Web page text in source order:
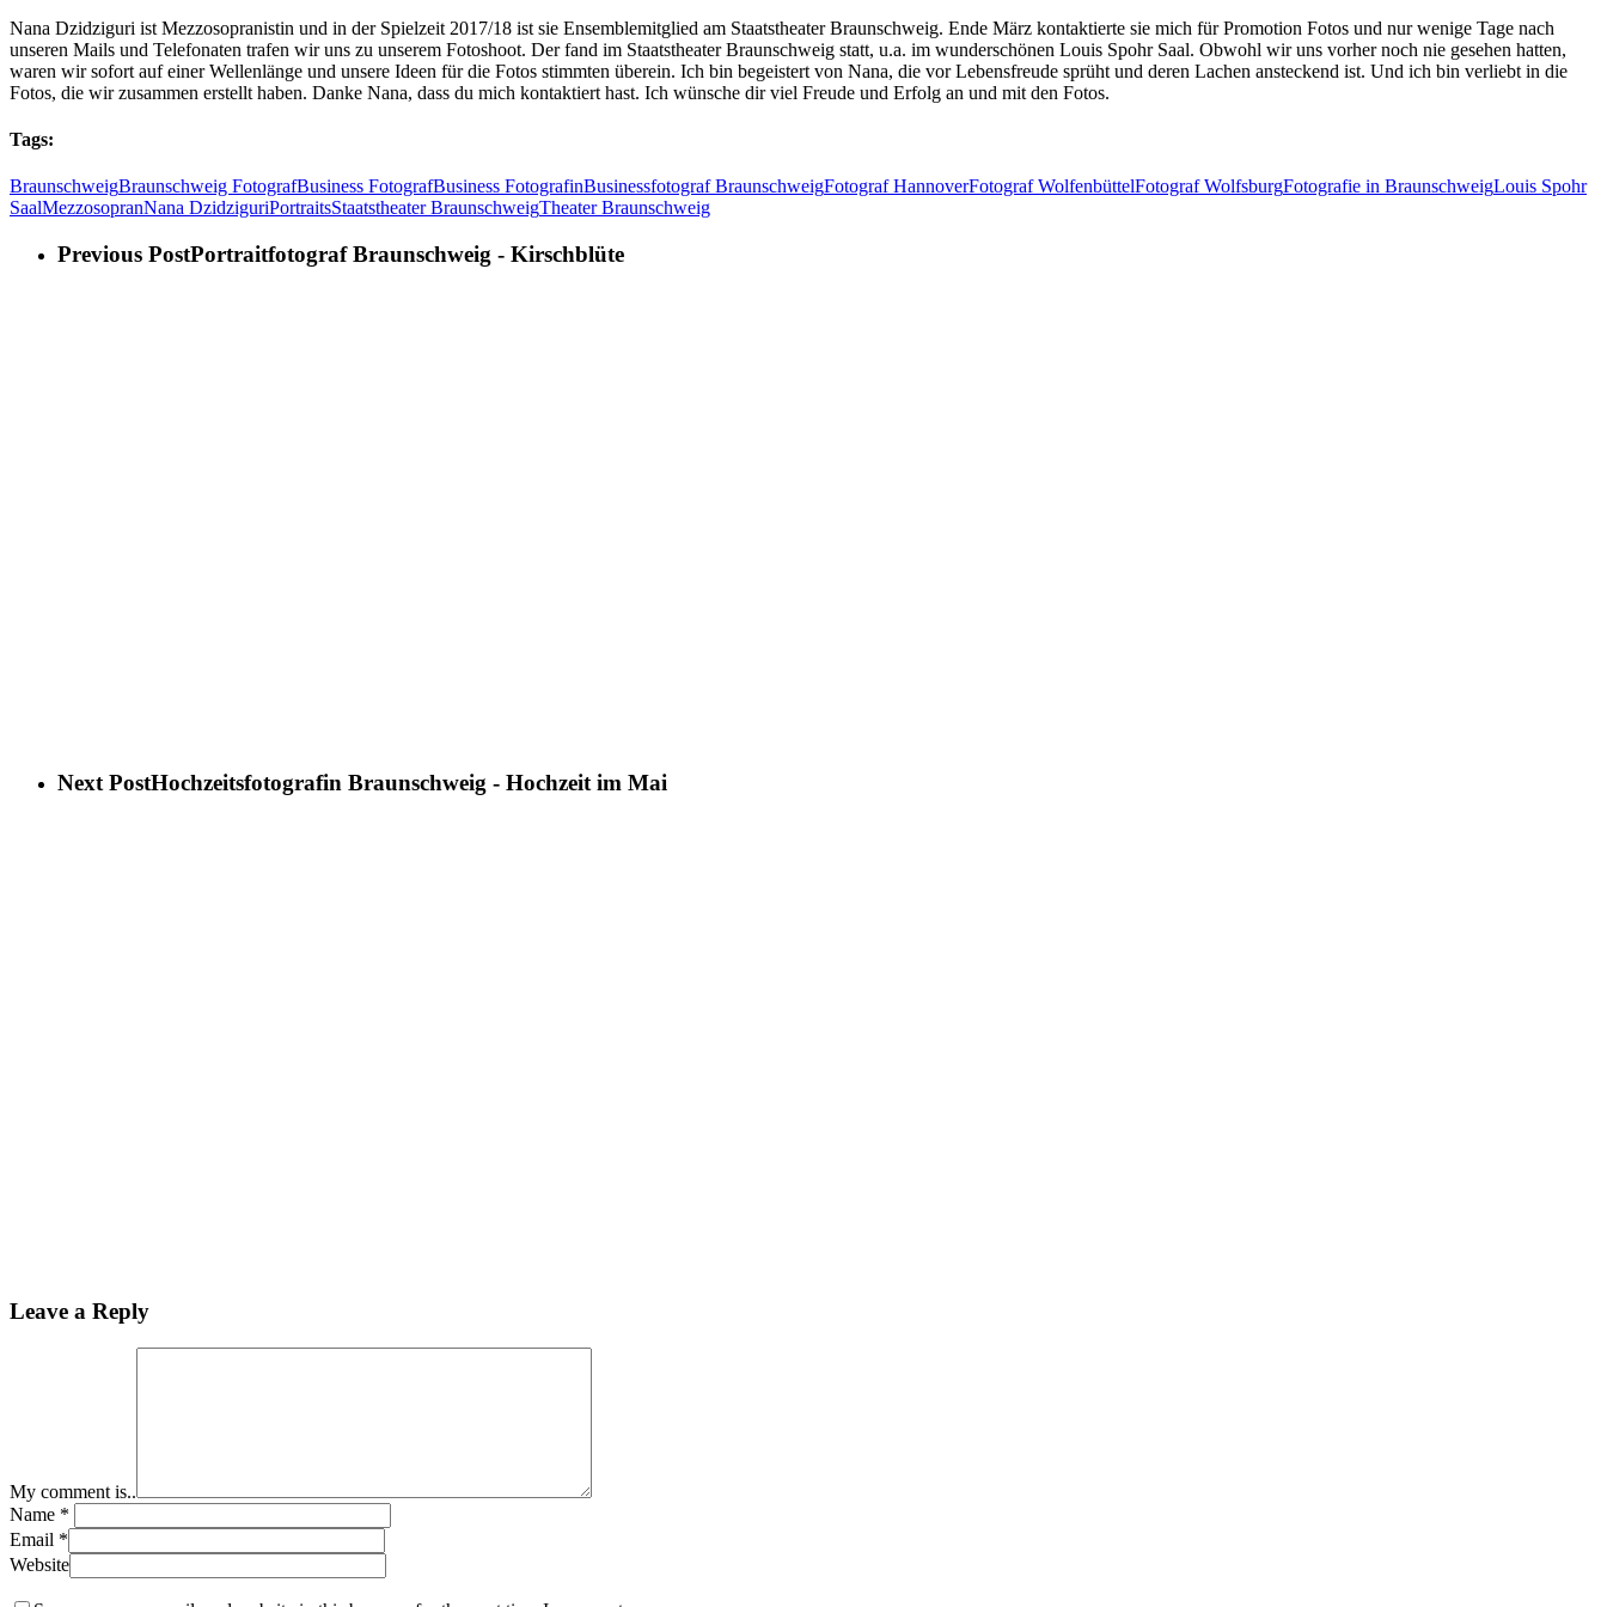
Nana Dzidziguri ist Mezzosopranistin und in der Spielzeit 2017/18 ist sie Ensemblemitglied am Staatstheater Braunschweig. Ende März kontaktierte sie mich für Promotion Fotos und nur wenige Tage nach
unseren Mails und Telefonaten trafen wir uns zu unserem Fotoshoot. Der fand im Staatstheater Braunschweig statt, u.a. im wunderschönen Louis Spohr Saal. Obwohl wir uns vorher noch nie gesehen hatten,
waren wir sofort auf einer Wellenlänge und unsere Ideen für die Fotos stimmten überein. Ich bin begeistert von Nana, die vor Lebensfreude sprüht und deren Lachen ansteckend ist. Und ich bin verliebt in die
Fotos, die wir zusammen erstellt haben. Danke Nana, dass du mich kontaktiert hast. Ich wünsche dir viel Freude und Erfolg an und mit den Fotos.
Tags:
BraunschweigBraunschweig FotografBusiness FotografBusiness FotografinBusinessfotograf BraunschweigFotograf HannoverFotograf WolfenbüttelFotograf WolfsburgFotografie in BraunschweigLouis Spohr
SaalMezzosopranNana DzidziguriPortraitsStaatstheater BraunschweigTheater Braunschweig
Previous PostPortraitfotograf Braunschweig - Kirschblüte
Next PostHochzeitsfotografin Braunschweig - Hochzeit im Mai
Leave a Reply
My comment is..
Name *
Email *
Website